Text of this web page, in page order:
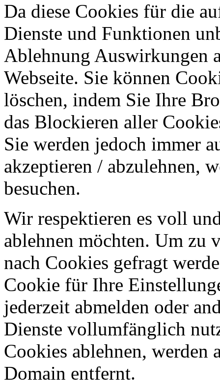
Da diese Cookies für die
Dienste und Funktionen
Ablehnung Auswirkungen
Webseite. Sie können
löschen, indem Sie Ihre
das Blockieren aller
Sie werden jedoch immer
akzeptieren / abzulehnen,
besuchen.
Wir respektieren es voll
ablehnen möchten. Um zu
nach Cookies gefragt
Cookie für Ihre
jederzeit abmelden oder
Dienste vollumfänglich
Cookies ablehnen, werden
Domain entfernt.